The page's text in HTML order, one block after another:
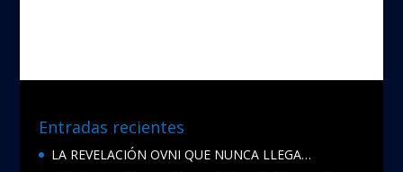
Entradas recientes
LA REVELACIÓN OVNI QUE NUNCA LLEGA…